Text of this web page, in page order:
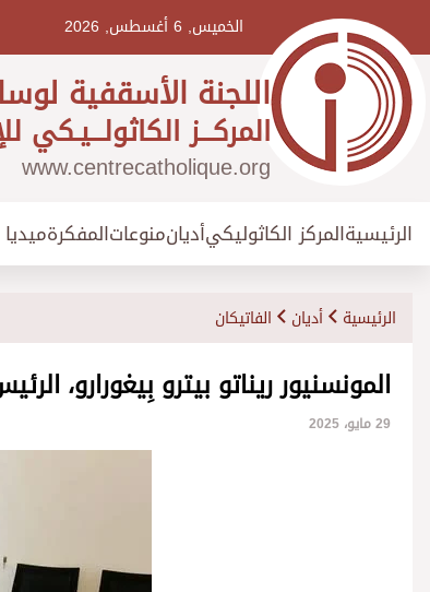
الخميس, 6 أغسطس, 2026
اللجنة الأسقفية
المركـــز الكاثولـــيـكي
www.centrecatholique.org
الرئيسيةالمركز الكاثوليكيأديانمنوعاتالمفكرةميديا
الرئيسية أديان الفاتيكان
المونسنيور ريناتو بيترو بِيغورارو،
29 مايو، 2025